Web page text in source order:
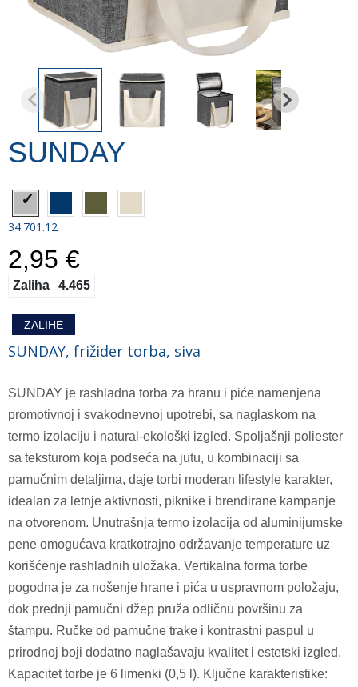
SUNDAY
34.701.12
2,95 €
Zaliha 4.465
ZALIHE
SUNDAY, frižider torba, siva
SUNDAY je rashladna torba za hranu i piće namenjena
promotivnoj i svakodnevnoj upotrebi, sa naglaskom na
termo izolaciju i natural-ekološki izgled. Spoljašnji poliester
sa teksturom koja podseća na jutu, u kombinaciji sa
pamučnim detaljima, daje torbi moderan lifestyle karakter,
idealan za letnje aktivnosti, piknike i brendirane kampanje
na otvorenom. Unutrašnja termo izolacija od aluminijumske
pene omogućava kratkotrajno održavanje temperature uz
korišćenje rashladnih uložaka. Vertikalna forma torbe
pogodna je za nošenje hrane i pića u uspravnom položaju,
dok prednji pamučni džep pruža odličnu površinu za
štampu. Ručke od pamučne trake i kontrastni paspul u
prirodnoj boji dodatno naglašavaju kvalitet i estetski izgled.
Kapacitet torbe je 6 limenki (0,5 l). Ključne karakteristike: